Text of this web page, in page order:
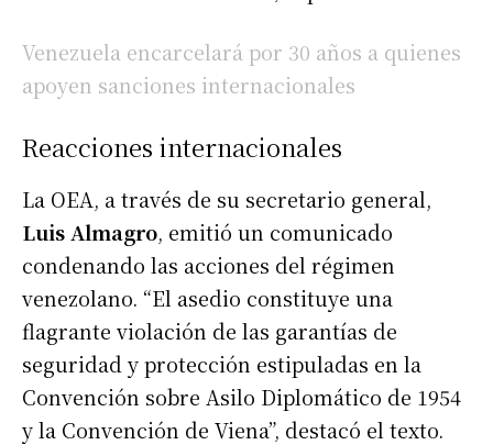
Venezuela encarcelará por 30 años a quienes
apoyen sanciones internacionales
Reacciones internacionales
La OEA, a través de su secretario general,
Luis Almagro, emitió un comunicado
condenando las acciones del régimen
venezolano. “El asedio constituye una
flagrante violación de las garantías de
seguridad y protección estipuladas en la
Convención sobre Asilo Diplomático de 1954
y la Convención de Viena”, destacó el texto.